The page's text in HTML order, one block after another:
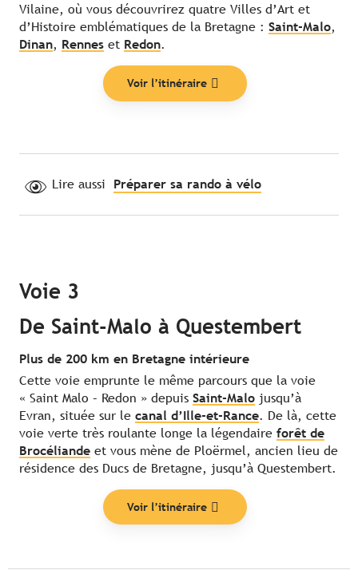
Vilaine, où vous découvrirez quatre Villes d’Art et
d’Histoire emblématiques de la Bretagne : Saint-Malo,
Dinan, Rennes et Redon.
Voir l’itinéraire
Lire aussi Préparer sa rando à vélo
Voie 3
De Saint-Malo à Questembert
Plus de 200 km en Bretagne intérieure
Cette voie emprunte le même parcours que la voie
« Saint Malo – Redon » depuis Saint-Malo jusqu’à
Evran, située sur le canal d’Ille-et-Rance. De là, cette
voie verte très roulante longe la légendaire forêt de
Brocéliande et vous mène de Ploërmel, ancien lieu de
résidence des Ducs de Bretagne, jusqu’à Questembert.
Voir l’itinéraire